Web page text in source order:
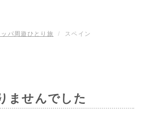
パ周遊ひとり旅 / スペイン
ませんでした